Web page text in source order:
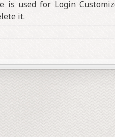
is used for Login
it.